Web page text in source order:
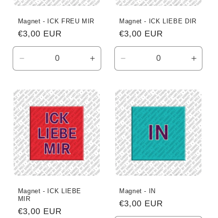
Magnet - ICK FREU MIR
Normaler
Preis
€3,00 EUR
Verringere
die
für
Default
Title
Erhöhe
die
für
Default
Title
Magnet - ICK LIEBE DIR
Normaler
Preis
€3,00 EUR
Verringere
die
für
Default
Title
die
für
Title
Magnet - ICK LIEBE
MIR
Normaler
€3,00 EUR
Magnet - IN
Normaler
Preis
€3,00 EUR